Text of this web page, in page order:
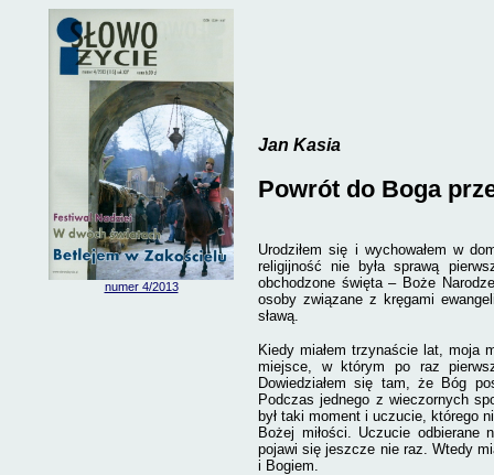
numer 4/2013
Jan Kasia
Powrót do Boga
Urodziłem się i wychowałem w
religijność nie była sprawą
obchodzone święta – Boże
osoby związane z kręgami
sławą.
Kiedy miałem trzynaście lat, moja
miejsce, w którym po raz
Dowiedziałem się tam, że Bóg
Podczas jednego z wieczornych
był taki moment i uczucie, którego
Bożej miłości. Uczucie
pojawi się jeszcze nie raz. Wtedy
i Bogiem.